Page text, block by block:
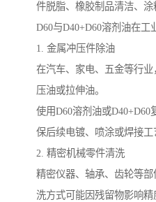
件脱脂、橡胶制品清洁、涂
D60与D40+D60溶剂油在工
1. 金属冲压件除油
在汽车、家电、五金等行
压油或拉伸油。
使用D60溶剂油或
保后续电镀、喷涂或焊接工
2. 精密机械零件清洗
精密仪器、轴承、齿轮等
洗方式可能因残留物影响精